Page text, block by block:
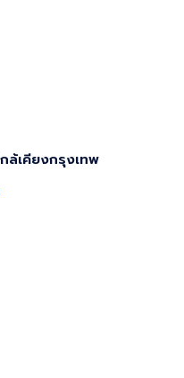
ล้เคียงกรุงเทพ